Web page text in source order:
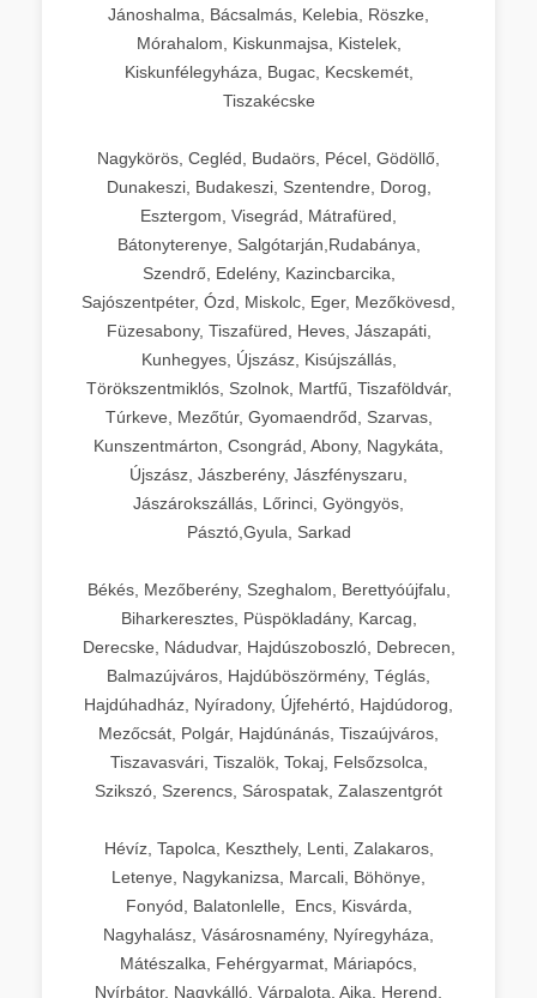
Jánoshalma, Bácsalmás, Kelebia, Röszke,
Mórahalom, Kiskunmajsa, Kistelek,
Kiskunfélegyháza, Bugac, Kecskemét,
Tiszakécske
Nagykörös, Cegléd, Budaörs, Pécel, Gödöllő,
Dunakeszi, Budakeszi, Szentendre, Dorog,
Esztergom, Visegrád, Mátrafüred,
Bátonyterenye, Salgótarján,Rudabánya,
Szendrő, Edelény, Kazincbarcika,
Sajószentpéter, Ózd, Miskolc, Eger, Mezőkövesd,
Füzesabony, Tiszafüred, Heves, Jászapáti,
Kunhegyes, Újszász, Kisújszállás,
Törökszentmiklós, Szolnok, Martfű, Tiszaföldvár,
Túrkeve, Mezőtúr, Gyomaendrőd, Szarvas,
Kunszentmárton, Csongrád, Abony, Nagykáta,
Újszász, Jászberény, Jászfényszaru,
Jászárokszállás, Lőrinci, Gyöngyös,
Pásztó,Gyula, Sarkad
Békés, Mezőberény, Szeghalom, Berettyóújfalu,
Biharkeresztes, Püspökladány, Karcag,
Derecske, Nádudvar, Hajdúszoboszló, Debrecen,
Balmazújváros, Hajdúböszörmény, Téglás,
Hajdúhadház, Nyíradony, Újfehértó, Hajdúdorog,
Mezőcsát, Polgár, Hajdúnánás, Tiszaújváros,
Tiszavasvári, Tiszalök, Tokaj, Felsőzsolca,
Szikszó, Szerencs, Sárospatak, Zalaszentgrót
Hévíz, Tapolca, Keszthely, Lenti, Zalakaros,
Letenye, Nagykanizsa, Marcali, Böhönye,
Fonyód, Balatonlelle, Encs, Kisvárda,
Nagyhalász, Vásárosnamény, Nyíregyháza,
Mátészalka, Fehérgyarmat, Máriapócs,
Nyírbátor, Nagykálló, Várpalota, Ajka, Herend,